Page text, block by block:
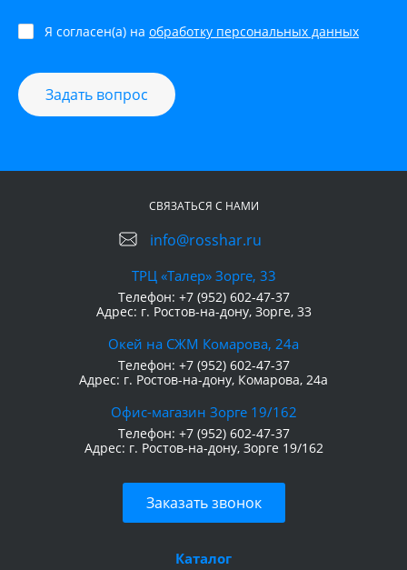
Задать вопрос
Я согласен(а) на обработку персональных данных
СВЯЗАТЬСЯ С НАМИ
info@rosshar.ru
ТРЦ «Талер» Зорге, 33
Телефон: +7 (952) 602-47-37
Адрес: г. Ростов-на-дону, Зорге, 33
Окей на СЖМ Комарова, 24а
Телефон: +7 (952) 602-47-37
Адрес: г. Ростов-на-дону, Комарова, 24а
Офис-магазин Зорге 19/162
Телефон: +7 (952) 602-47-37
Адрес: г. Ростов-на-дону, Зорге 19/162
Заказать звонок
Каталог